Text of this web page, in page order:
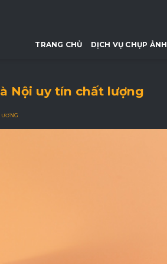
TRANG CHỦ DỊCH VỤ CHỤP ẢNH
Nội uy tín chất lượng